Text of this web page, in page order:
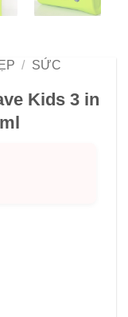
/ SỨC
Kids 3 in